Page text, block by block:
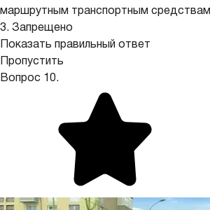
маршрутным транспортным средствам
3. Запрещено
Показать правильный ответ
Пропустить
Вопрос 10.